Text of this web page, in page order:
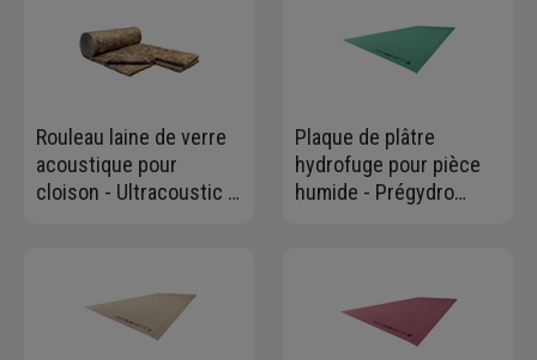
Rouleau laine de verre
acoustique pour
cloison - Ultracoustic -
Plaque de plâtre
hydrofuge pour pièce
humide - Prégydro